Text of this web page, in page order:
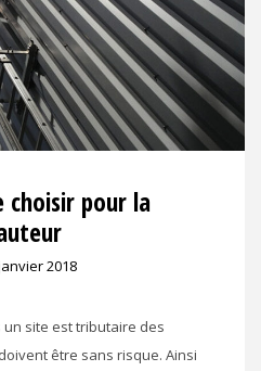
choisir pour la
2018
un site est tributaire des
être sans risque. Ainsi